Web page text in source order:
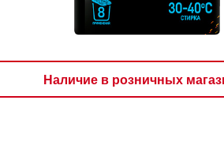
Наличие в розничных